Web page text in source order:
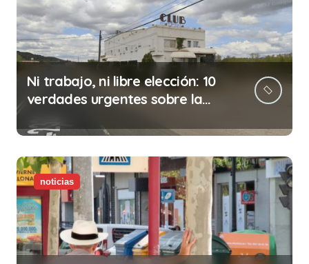
Ni trabajo, ni libre elección: 10
verdades urgentes sobre la
noticias